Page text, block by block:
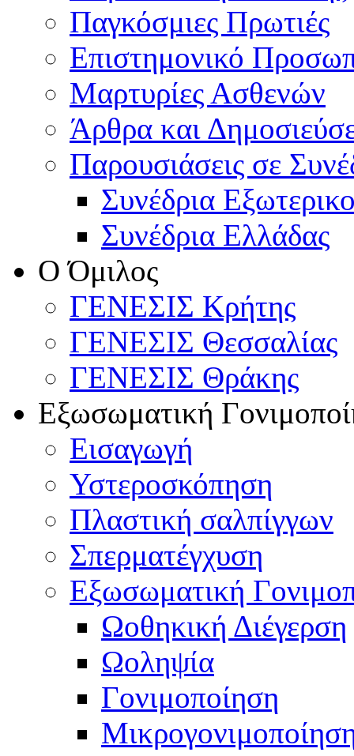
Παγκόσμιες Πρωτιές
Επιστημονικό
Μαρτυρίες Ασθενών
Άρθρα και
Παρουσιάσεις σε
Συνέδρια
Συνέδρια Ελλάδας
Ο Όμιλος
ΓΕΝΕΣΙΣ Κρήτης
ΓΕΝΕΣΙΣ Θεσσαλίας
ΓΕΝΕΣΙΣ Θράκης
Εξωσωματική
Εισαγωγή
Υστεροσκόπηση
Πλαστική σαλπίγγων
Σπερματέγχυση
Εξωσωματική
Ωοθηκική Διέγερση
Ωοληψία
Γονιμοποίηση